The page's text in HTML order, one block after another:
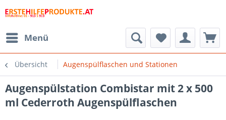
Menü
Übersicht Augenspülflaschen und Stationen
Augenspülstation Combistar mit 2 x 500
ml Cederroth Augenspülflaschen